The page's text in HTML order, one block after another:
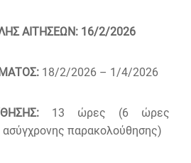
ΑΙΤΗΣΕΩΝ: 16/2/2026
18/2/2026 – 1/4/2026
13 ώρες (6 ώρες
παρακολούθησης)